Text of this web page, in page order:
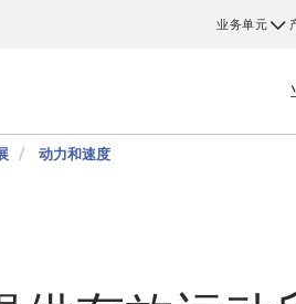
业务单元
动力和速度